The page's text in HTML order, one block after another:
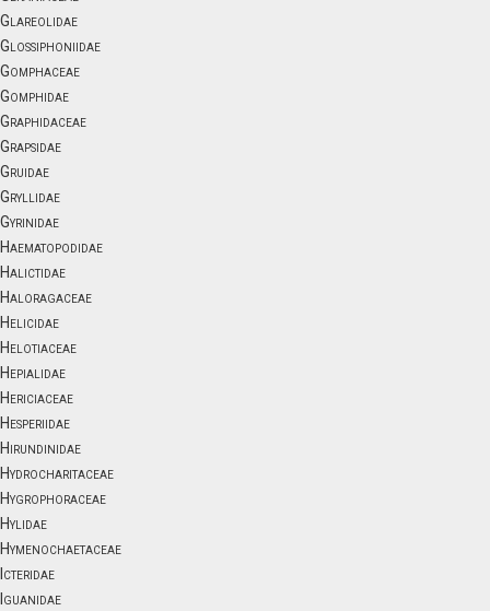
Glareolidae
Glossiphoniidae
Gomphaceae
Gomphidae
Graphidaceae
Grapsidae
Gruidae
Gryllidae
Gyrinidae
Haematopodidae
Halictidae
Haloragaceae
Helicidae
Helotiaceae
Hepialidae
Hericiaceae
Hesperiidae
Hirundinidae
Hydrocharitaceae
Hygrophoraceae
Hylidae
Hymenochaetaceae
Icteridae
Iguanidae